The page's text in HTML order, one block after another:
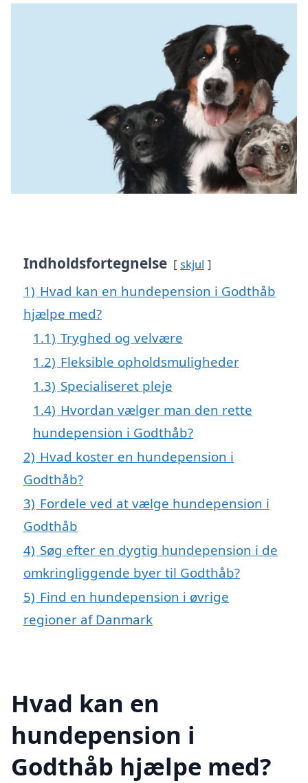
Indholdsfortegnelse skjul
1) Hvad kan en hundepension i Godthåb
hjælpe med?
1.1) Tryghed og velvære
1.2) Fleksible opholdsmuligheder
1.3) Specialiseret pleje
1.4) Hvordan vælger man den rette
hundepension i Godthåb?
2) Hvad koster en hundepension i
Godthåb?
3) Fordele ved at vælge hundepension i
Godthåb
4) Søg efter en dygtig hundepension i de
omkringliggende byer til Godthåb?
5) Find en hundepension i øvrige
regioner af Danmark
Hvad kan en
hundepension i
Godthåb hjælpe med?